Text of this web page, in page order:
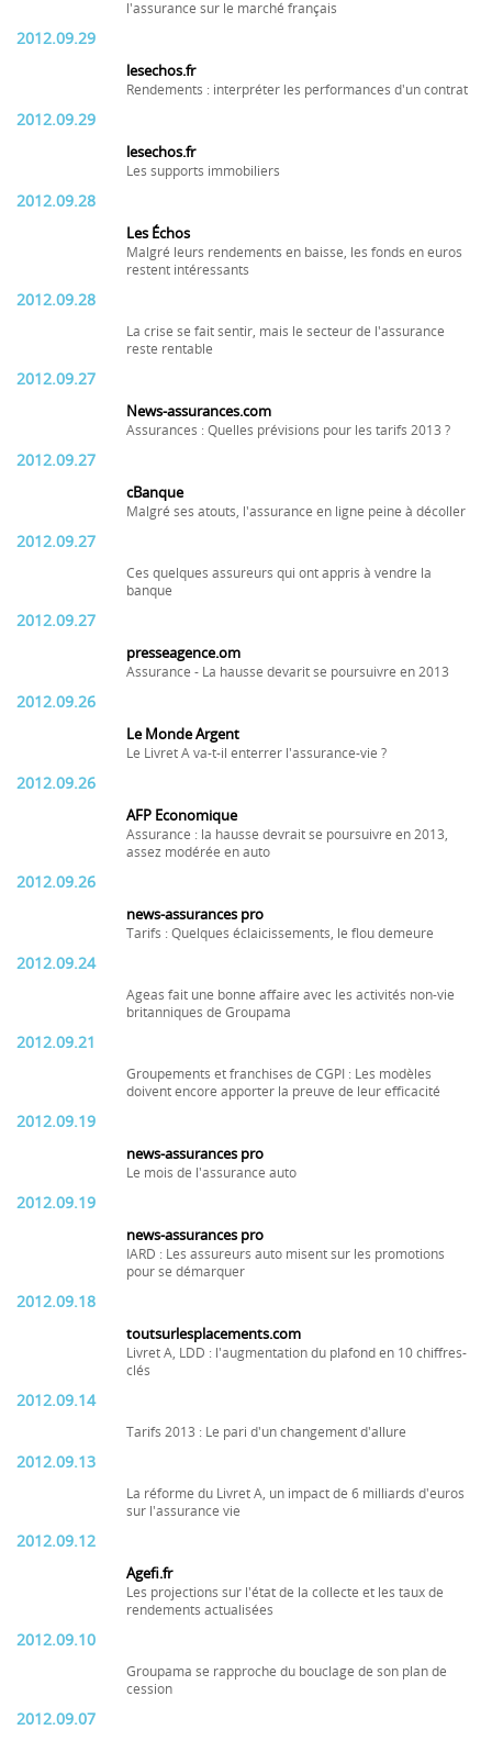
l'assurance sur le marché français
2012.09.29
lesechos.fr
Rendements : interpréter les performances d'un contrat
2012.09.29
lesechos.fr
Les supports immobiliers
2012.09.28
Les Échos
Malgré leurs rendements en baisse, les fonds en euros
restent intéressants
2012.09.28
La crise se fait sentir, mais le secteur de l'assurance
reste rentable
2012.09.27
News-assurances.com
Assurances : Quelles prévisions pour les tarifs 2013 ?
2012.09.27
cBanque
Malgré ses atouts, l'assurance en ligne peine à décoller
2012.09.27
Ces quelques assureurs qui ont appris à vendre la
banque
2012.09.27
presseagence.om
Assurance - La hausse devarit se poursuivre en 2013
2012.09.26
Le Monde Argent
Le Livret A va-t-il enterrer l'assurance-vie ?
2012.09.26
AFP Economique
Assurance : la hausse devrait se poursuivre en 2013,
assez modérée en auto
2012.09.26
news-assurances pro
Tarifs : Quelques éclaicissements, le flou demeure
2012.09.24
Ageas fait une bonne affaire avec les activités non-vie
britanniques de Groupama
2012.09.21
Groupements et franchises de CGPI : Les modèles
doivent encore apporter la preuve de leur efficacité
2012.09.19
news-assurances pro
Le mois de l'assurance auto
2012.09.19
news-assurances pro
IARD : Les assureurs auto misent sur les promotions
pour se démarquer
2012.09.18
toutsurlesplacements.com
Livret A, LDD : l'augmentation du plafond en 10 chiffres-
clés
2012.09.14
Tarifs 2013 : Le pari d'un changement d'allure
2012.09.13
La réforme du Livret A, un impact de 6 milliards d'euros
sur l'assurance vie
2012.09.12
Agefi.fr
Les projections sur l'état de la collecte et les taux de
rendements actualisées
2012.09.10
Groupama se rapproche du bouclage de son plan de
cession
2012.09.07